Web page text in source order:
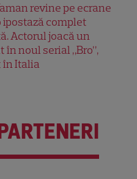
revine pe ecrane
complet
Actorul joacă un
în noul serial „Bro”,
Italia